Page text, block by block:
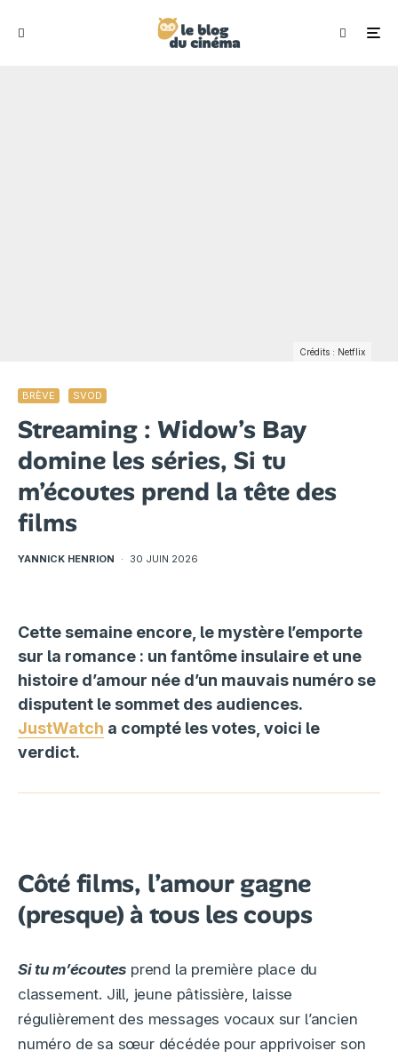
Crédits : Netflix
BRÈVE SVOD
Streaming : Widow’s Bay
domine les séries, Si tu
m’écoutes prend la tête des
films
YANNICK HENRION · 30 JUIN 2026
Cette semaine encore, le mystère l’emporte
sur la romance : un fantôme insulaire et une
histoire d’amour née d’un mauvais numéro se
disputent le sommet des audiences.
JustWatch a compté les votes, voici le
verdict.
Côté films, l’amour gagne
(presque) à tous les coups
Si tu m’écoutes prend la première place du
classement. Jill, jeune pâtissière, laisse
régulièrement des messages vocaux sur l’ancien
numéro de sa sœur décédée pour apprivoiser son